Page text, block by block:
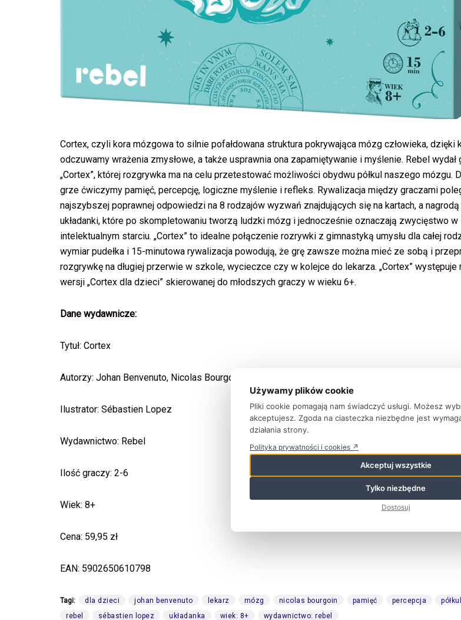
Cortex, czyli kora mózgowa to silnie pofałdowana struktura pokrywająca mózg człowieka, dzięki
odczuwamy wrażenia zmysłowe, a także usprawnia ona zapamiętywanie i myślenie. Rebel wydał
„Cortex”, której rozgrywka ma na celu przetestować możliwości obydwu półkul naszego mózgu.
grze ćwiczymy pamięć, percepcję, logiczne myślenie i refleks. Rywalizacja między graczami
najszybszej poprawnej odpowiedzi na 8 rodzajów wyzwań znajdujących się na kartach, a
układanki, które po skompletowaniu tworzą ludzki mózg i jednocześnie oznaczają zwycięstwo w
intelektualnym starciu. „Cortex” to idealne połączenie rozrywki z gimnastyką umysłu dla całej
wymiar pudełka i 15-minutowa rywalizacja powodują, że grę zawsze można mieć ze sobą i
rozgrywkę na długiej przerwie w szkole, wycieczce czy w kolejce do lekarza. „Cortex” występuje
wersji „Cortex dla dzieci” skierowanej do młodszych graczy w wieku 6+.
Dane wydawnicze:
Tytuł: Cortex
Autorzy: Johan Benvenuto, Nicolas Bourgoin
Ilustrator: Sébastien Lopez
Wydawnictwo: Rebel
Ilość graczy: 2-6
Wiek: 8+
Cena: 59,95 zł
EAN: 5902650610798
Tagi: dla dzieci johan benvenuto lekarz mózg nicolas bourgoin pamięć percepcja
rebel
sébastien lopez układanka wiek: 8+ wydawnictwo: rebel
Używamy plików cookie
Pliki cookie pomagają nam świadczyć usługi. Możesz
akceptujesz. Zgoda na ciasteczka niezbędne jest
działania strony.
Polityka prywatności i cookies ↗
Akceptuj wszystkie
Tylko niezbędne
Dostosuj